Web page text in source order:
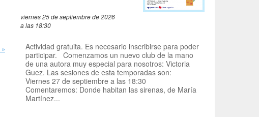
viernes 25 de septiembre de 2026
a las 18:30
Actividad gratuita. Es necesario inscribirse para poder
participar. Comenzamos un nuevo club de la mano
de una autora muy especial para nosotros: Victoria
Guez. Las sesiones de esta temporadas son:
Viernes 27 de septiembre a las 18:30
Comentaremos: Donde habitan las sirenas, de María
Martínez...